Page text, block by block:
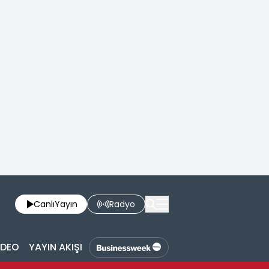
CanlıYayın Radyo
YAYIN AKIŞI